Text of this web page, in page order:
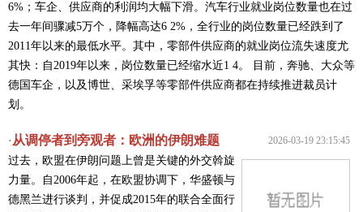
6%；车企、供应商的利润均大幅下滑。汽车行业就业岗位数量也在过
去一年间骤减5万个，降幅高达6 2%，全行业的岗位数量已经跌到了
2011年以来的最低水平。其中，零部件供应商的就业岗位流失速度尤
其快：自2019年以来，岗位数量已经缩水近1 4。 目前，奔驰、大众等
德国车企，以及博世、采埃孚等零部件供应商都在持续推进裁员计
划。
2026-03-19 23:15:45
· 从调停者到旁观者：欧洲的伊朗难题
过去，欧盟在伊朗问题上曾是关键的外交斡旋
力量。自2006年起，在欧盟协调下，华盛顿与
德黑兰进行谈判，并促成2015年的联合全面行